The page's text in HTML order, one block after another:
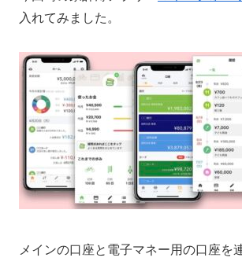
入れてみました。
メインの口座と電子マネー用の口座を